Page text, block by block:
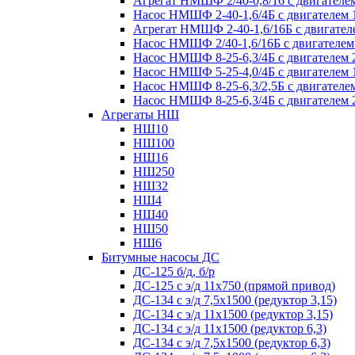
Насос НМШФ 2-40-1,6/4Б с двигателем
Агрегат НМШФ 2-40-1,6/16Б с
Насос НМШФ 2/40-1,6/16Б с двигателем
Насос НМШФ 8-25-6,3/4Б с двигателем
Насос НМШФ 5-25-4,0/4Б с двигателем
Насос НМШФ 8-25-6,3/2,5Б с
Насос НМШФ 8-25-6,3/4Б с двигателем
Агрегаты НШ
НШ10
НШ100
НШ16
НШ250
НШ32
НШ4
НШ40
НШ50
НШ6
Битумные насосы ДС
ДС-125 б/д, б/р
ДС-125 с э/д 11х750 (прямой привод)
ДС-134 с э/д 7,5х1500 (редуктор 3,15)
ДС-134 с э/д 11х1500 (редуктор 3,15)
ДС-134 с э/д 11х1500 (редуктор 6,3)
ДС-134 с э/д 7,5х1500 (редуктор 6,3)